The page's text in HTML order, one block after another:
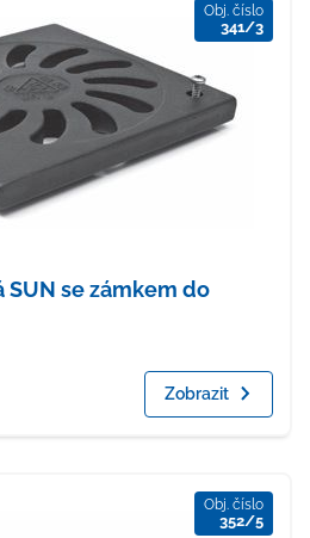
Obj. číslo
341/3
se zámkem do
Zobrazit
Obj. číslo
352/5